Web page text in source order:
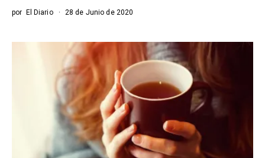
por El Diario 28 de Junio de 2020